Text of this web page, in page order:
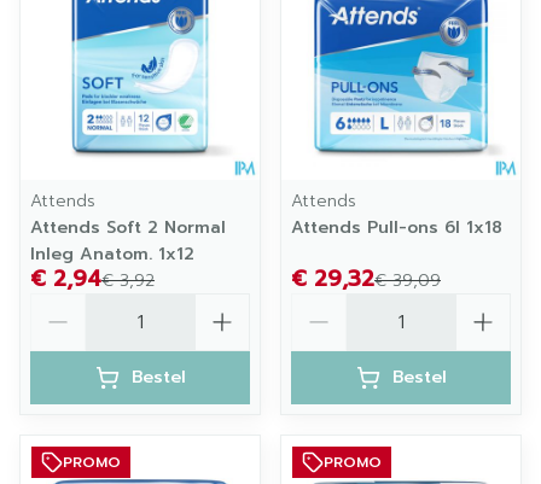
Attends
Attends Soft 2 Normal
Inleg Anatom. 1x12
€ 3,92
€ 2,94
Bestel
Attends
Attends Pull-ons 6l 1x18
€ 39,09
€ 29,32
Bestel
PROMO PROMO